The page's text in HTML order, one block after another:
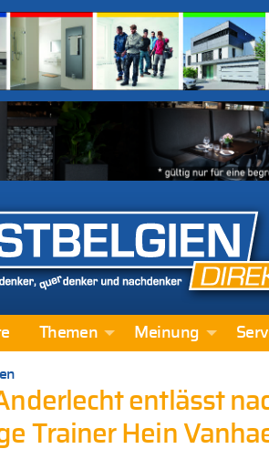
Themen Meinung
entlässt
Trainer Hein